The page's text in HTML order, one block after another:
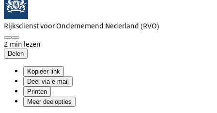
Rijksdienst voor Ondernemend Nederland (RVO)
2 min lezen
Delen
Kopieer link
Deel via e-mail
Printen
Meer deelopties